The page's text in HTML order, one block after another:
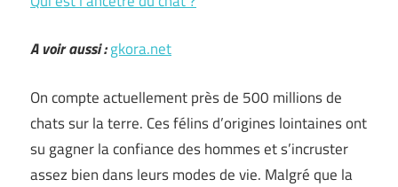
A voir aussi :gkora.net
On compte actuellement près de 500 millions de
chats sur la terre. Ces félins d’origines lointaines ont
su gagner la confiance des hommes et s’incruster
assez bien dans leurs modes de vie. Malgré que la